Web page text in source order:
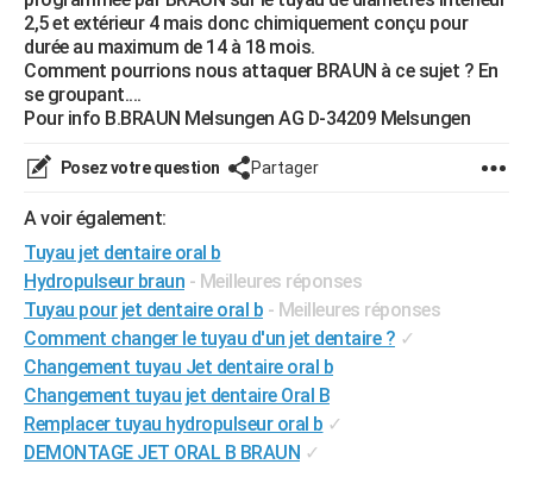
GUIDES D'ACHAT
BONS PLANS
CARTE DE VOEUX
Carte de Noël
Carte Bonne année
Carte Saint-Valentin
Carte Pâques
Carte d'anniversaire
DICTIONNAIRE
Dictionnaire
Biographies
Citations
Expressions
Proverbes
PROGRAMME TV
COPAINS D'AVANT
S'inscrire
Se connecter
Lycées
Collèges
Primaires
Universités
Entreprises
Service militaire
Avis de recherche
AVIS DE DÉCÈS
FORUM
Bricolage
Lifestyle
Culture
Sport
Auto
Television
Voyage
Cinema
2,5 et extérieur 4 mais donc chimiquement conçu pour
durée au maximum de 14 à 18 mois.
Comment pourrions nous attaquer BRAUN à ce sujet ? En
se groupant....
Pour info B.BRAUN Melsungen AG D-34209 Melsungen
Posez votre question Partager
A voir également:
Tuyau jet dentaire oral b
Hydropulseur braun - Meilleures réponses
Tuyau pour jet dentaire oral b - Meilleures réponses
Comment changer le tuyau d'un jet dentaire ? ✓
Changement tuyau Jet dentaire oral b
Changement tuyau jet dentaire Oral B
Remplacer tuyau hydropulseur oral b ✓
DEMONTAGE JET ORAL B BRAUN ✓